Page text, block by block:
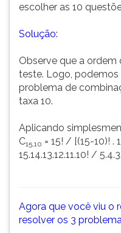
escolher as 10
Solução:
Observe que a
teste. Logo,
problema de
taxa 10.
Aplicando
C15,10 = 15! / [(15-10)! .
15.14.13.12.11.10! /
Agora que você viu o
resolver os 3